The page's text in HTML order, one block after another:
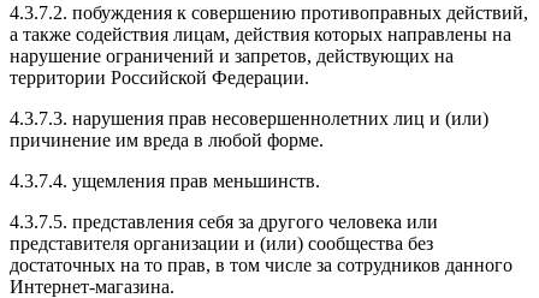
4.3.7.2. побуждения к совершению противоправных действий,
а также содействия лицам, действия которых направлены на
нарушение ограничений и запретов, действующих на
территории Российской Федерации.
4.3.7.3. нарушения прав несовершеннолетних лиц и (или)
причинение им вреда в любой форме.
4.3.7.4. ущемления прав меньшинств.
4.3.7.5. представления себя за другого человека или
представителя организации и (или) сообщества без
достаточных на то прав, в том числе за сотрудников данного
Интернет-магазина.